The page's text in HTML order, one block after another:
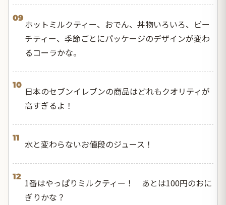
09
ホットミルクティー、おでん、丼物いろいろ、ピー
チティー、季節ごとにパッケージのデザインが変わ
るコーラかな。
10
日本のセブンイレブンの商品はどれもクオリティが
高すぎるよ！
11
水と変わらないお値段のジュース！
12
1番はやっぱりミルクティー！ あとは100円のおに
ぎりかな？